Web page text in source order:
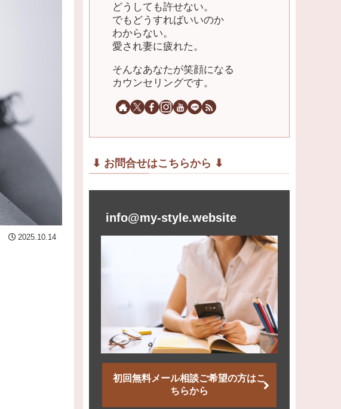
2025.10.14
どうしても許せない。
でもどうすればいいのか
わからない。
愛され妻に疲れた。
そんなあなたが笑顔になる
カウンセリングです。
⬇︎ お問合せはこちらから ⬇︎
info@my-style.website
初回無料メール相談ご希望の方はこ
ちらから